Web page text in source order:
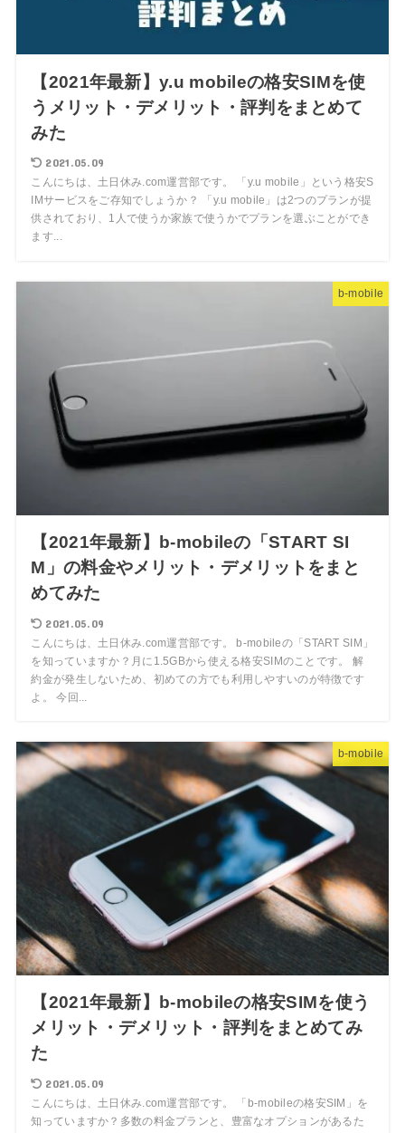
【2021年最新】y.u mobileの格安SIMを使
うメリット・デメリット・評判をまとめて
みた
2021.05.09
こんにちは、土日休み.com運営部です。 「y.u mobile」という格安S
IMサービスをご存知でしょうか？ 「y.u mobile」は2つのプランが提
供されており、1人で使うか家族で使うかでプランを選ぶことができ
ます...
b-mobile
【2021年最新】b-mobileの「START SI
M」の料金やメリット・デメリットをまと
めてみた
2021.05.09
こんにちは、土日休み.com運営部です。 b-mobileの「START SIM」
を知っていますか？月に1.5GBから使える格安SIMのことです。 解
約金が発生しないため、初めての方でも利用しやすいのが特徴です
よ。 今回...
b-mobile
【2021年最新】b-mobileの格安SIMを使う
メリット・デメリット・評判をまとめてみ
た
2021.05.09
こんにちは、土日休み.com運営部です。 「b-mobileの格安SIM」を
知っていますか？多数の料金プランと、豊富なオプションがあるた